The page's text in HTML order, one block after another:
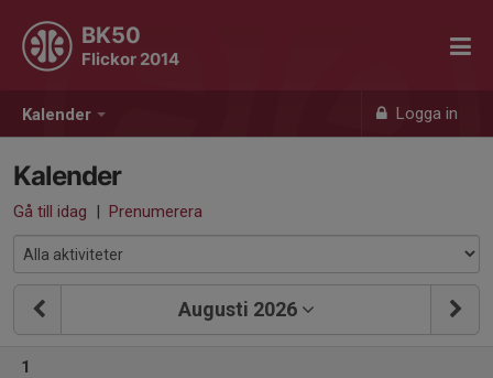
Kalender Logga in
BK50
Flickor 2014
Kalender
Gå till idag | Prenumerera
Augusti 2026
1